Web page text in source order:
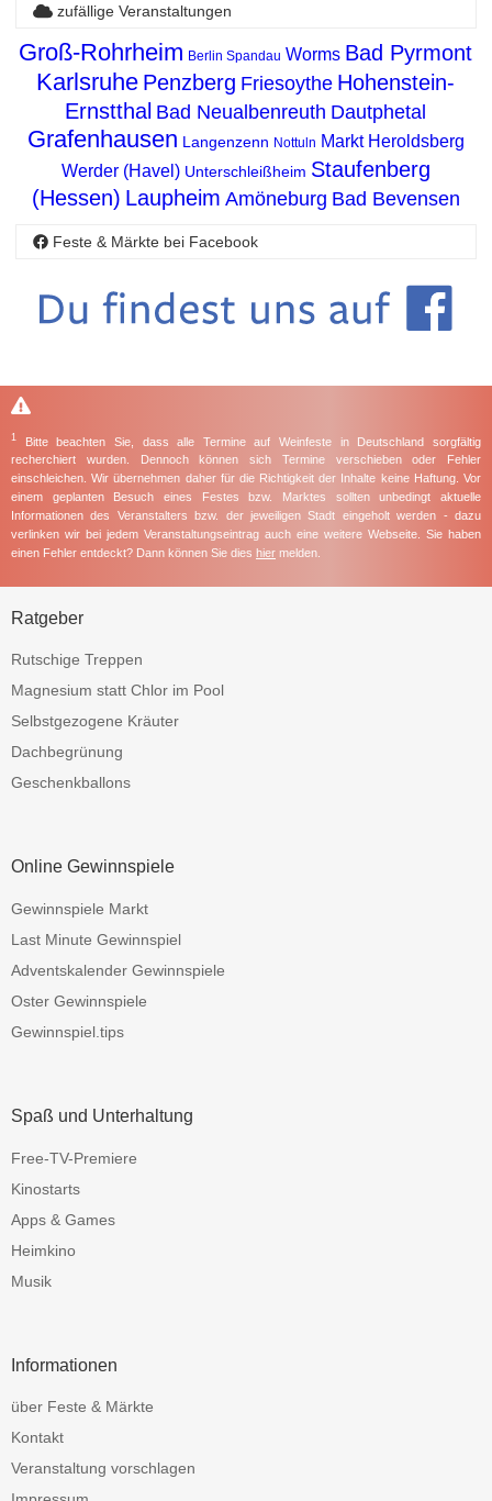
zufällige Veranstaltungen
Groß-Rohrheim Berlin Spandau Worms Bad Pyrmont
Karlsruhe Penzberg Friesoythe Hohenstein-
Ernstthal Bad Neualbenreuth Dautphetal
Grafenhausen Langenzenn Nottuln Markt Heroldsberg
Werder (Havel) Unterschleißheim Staufenberg
(Hessen) Laupheim Amöneburg Bad Bevensen
Feste & Märkte bei Facebook
1
Bitte beachten Sie, dass alle Termine auf Weinfeste in Deutschland sorgfältig
recherchiert wurden. Dennoch können sich Termine verschieben oder Fehler
einschleichen. Wir übernehmen daher für die Richtigkeit der Inhalte keine Haftung. Vor
einem geplanten Besuch eines Festes bzw. Marktes sollten unbedingt aktuelle
Informationen des Veranstalters bzw. der jeweiligen Stadt eingeholt werden - dazu
verlinken wir bei jedem Veranstaltungseintrag auch eine weitere Webseite. Sie haben
einen Fehler entdeckt? Dann können Sie dies hier melden.
Ratgeber
Rutschige Treppen
Magnesium statt Chlor im Pool
Selbstgezogene Kräuter
Dachbegrünung
Geschenkballons
Online Gewinnspiele
Gewinnspiele Markt
Last Minute Gewinnspiel
Adventskalender Gewinnspiele
Oster Gewinnspiele
Gewinnspiel.tips
Spaß und Unterhaltung
Free-TV-Premiere
Kinostarts
Apps & Games
Heimkino
Musik
Informationen
über Feste & Märkte
Kontakt
Veranstaltung vorschlagen